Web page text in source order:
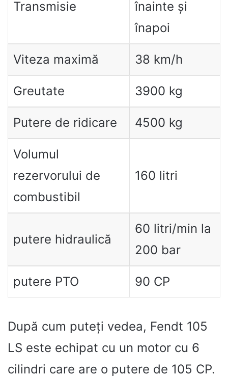
Transmisie
înainte și
înapoi
Viteza maximă 38 km/h
Greutate 3900 kg
Putere de ridicare 4500 kg
Volumul
rezervorului de
combustibil
160 litri
putere hidraulică
60 litri/min la
200 bar
putere PTO 90 CP
După cum puteți vedea, Fendt 105
LS este echipat cu un motor cu 6
cilindri care are o putere de 105 CP.